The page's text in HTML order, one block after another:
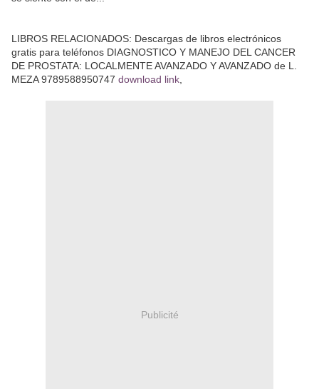
LIBROS RELACIONADOS: Descargas de libros electrónicos
gratis para teléfonos DIAGNOSTICO Y MANEJO DEL CANCER
DE PROSTATA: LOCALMENTE AVANZADO Y AVANZADO de L.
MEZA 9789588950747 download link
Publicité